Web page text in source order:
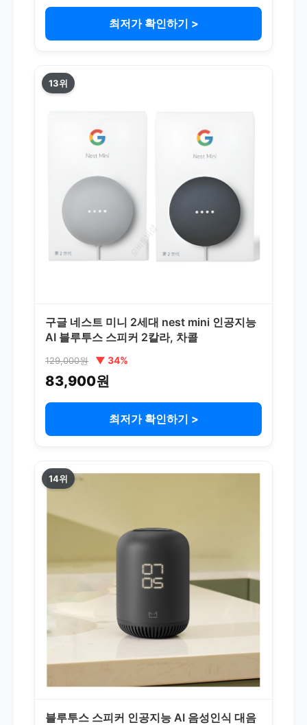
최저가 확인하기 >
13위
구글 네스트 미니 2세대 nest mini 인공지능
AI 블루투스 스피커 2칼라, 차콜
129,000원 ▼ 34%
83,900원
최저가 확인하기 >
14위
블루투스 스피커 인공지능 AI 음성인식 대음